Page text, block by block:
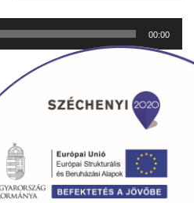
00:00
Minden jog fenntartva. •
fridrik.me